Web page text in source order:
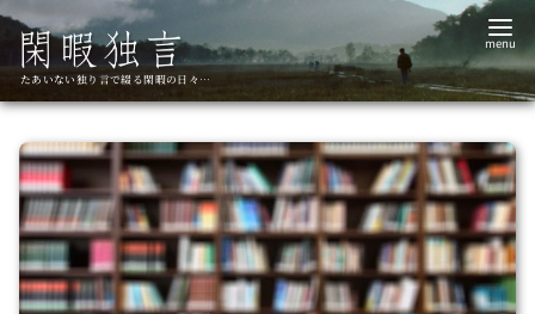
コ
テ
ン
たあいない独り言で綴る閑暇の日々…